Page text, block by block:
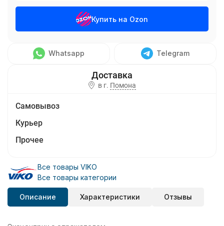
Купить на Ozon
Whatsapp Telegram
в г. Помона
Самовывоз
Курьер
Прочее
Все товары VIKO
Все товары категории
Описание Характеристики Отзывы